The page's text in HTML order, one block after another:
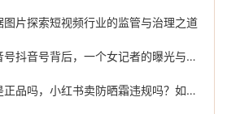
片探索短视频行业的监管与治理之道
抖音号背后，一个女记者的曝光与揭露
，小红书卖防晒霜违规吗？如何有效举报？